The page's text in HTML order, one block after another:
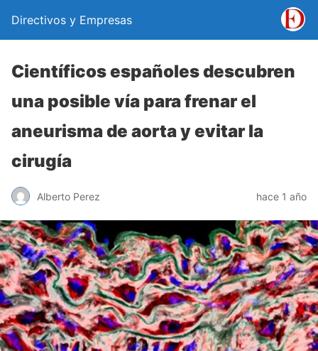
Directivos y Empresas
Científicos españoles descubren
una posible vía para frenar el
aneurisma de aorta y evitar la
cirugía
Alberto Perez hace 1 año